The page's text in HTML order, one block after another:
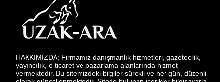
HAKKIMIZDA; Firmamız danışmanlık hizmetleri, gazetecilik,
yayıncılık, e-ticaret ve pazarlama alanlarında hizmet
vermektedir. Bu sitemizdeki bilgiler sürekli ve her gün, düzenli